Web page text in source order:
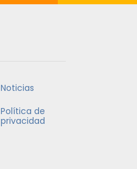
Noticias
Política de
privacidad